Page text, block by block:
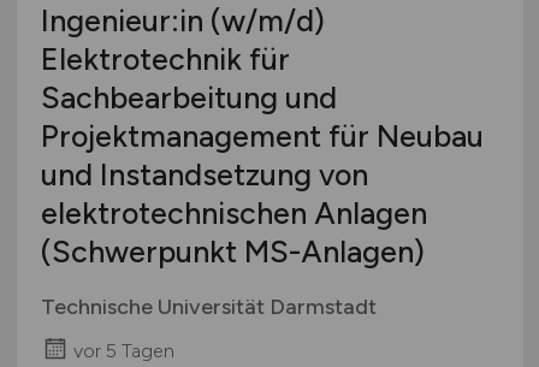
Ingenieur:in (w/m/d)
Elektrotechnik für
Sachbearbeitung und
Projektmanagement für Neubau
und Instandsetzung von
elektrotechnischen Anlagen
(Schwerpunkt MS-Anlagen)
Technische Universität Darmstadt
vor 5 Tagen